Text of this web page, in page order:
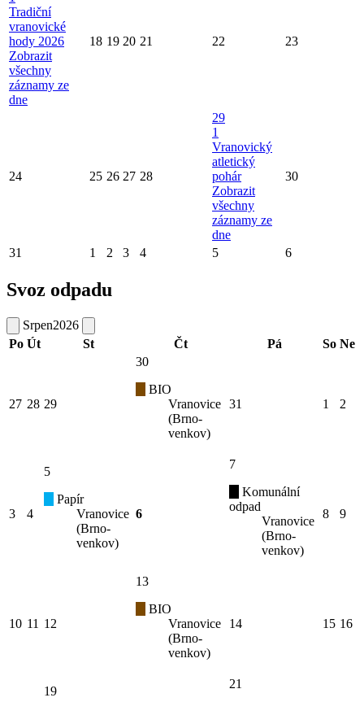
Tradiční
vranovické
hody 2026
Zobrazit
všechny
záznamy ze
dne
18 19 20 21 22 23
24 25 26 27 28
29
1
Vranovický
atletický
pohár
Zobrazit
všechny
záznamy ze
dne
30
31 1 2 3 4 5 6
Svoz odpadu
Srpen2026
Po Út St Čt Pá So Ne
27 28 29
30
BIO
Vranovice
(Brno-
venkov)
31 1 2
3 4
5
Papír
Vranovice
(Brno-
venkov)
6
7
Komunální
odpad
Vranovice
(Brno-
venkov)
8 9
10 11 12
13
BIO
Vranovice
(Brno-
venkov)
14 15 16
19
21